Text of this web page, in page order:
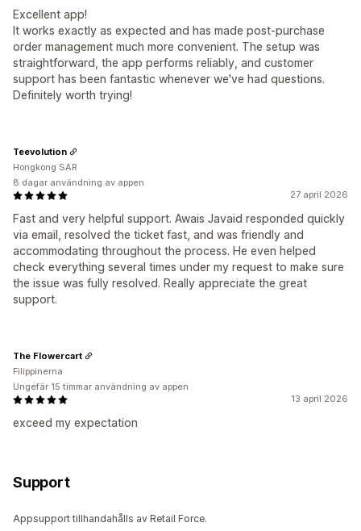
Excellent app!
It works exactly as expected and has made post-purchase
order management much more convenient. The setup was
straightforward, the app performs reliably, and customer
support has been fantastic whenever we've had questions.
Definitely worth trying!
27 april 2026
Fast and very helpful support. Awais Javaid responded quickly
via email, resolved the ticket fast, and was friendly and
accommodating throughout the process. He even helped
check everything several times under my request to make sure
the issue was fully resolved. Really appreciate the great
support.
Teevolution
Hongkong SAR
8 dagar användning av appen
13 april 2026
exceed my expectation
The Flowercart
Filippinerna
Ungefär 15 timmar användning av appen
Support
Appsupport tillhandahålls av Retail Force.